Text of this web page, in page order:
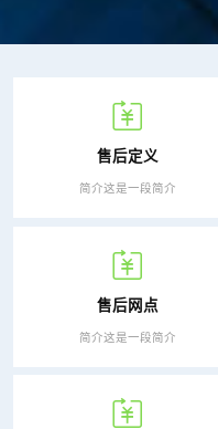
售后定义
简介这是一段简介
售后网点
简介这是一段简介